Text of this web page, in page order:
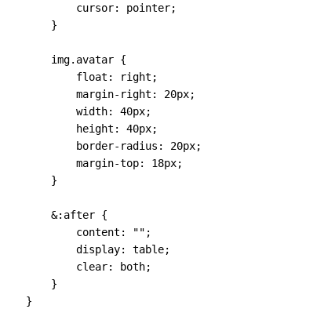
            cursor: pointer;
        }
        img.avatar {
            float: right;
            margin-right: 20px;
            width: 40px;
            height: 40px;
            border-radius: 20px;
            margin-top: 18px;
        }
        &:after {
            content: "";
            display: table;
            clear: both;
        }
    }